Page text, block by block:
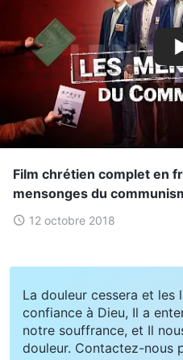
Film chrétien complet en
mensonges du
12 octobre 2018
La douleur cessera et les
confiance à Dieu, Il a
notre souffrance, et Il
douleur. Contactez-nous